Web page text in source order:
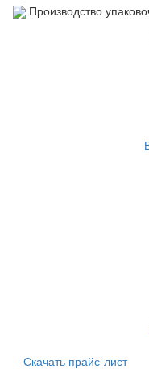
Производство
Скачать прайс-лист